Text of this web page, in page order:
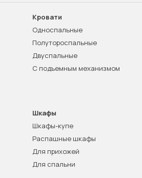
Кровати
Односпальные
Полутороспальные
Двуспальные
С подъемным механизмом
Шкафы
Шкафы-купе
Распашные шкафы
Для прихожей
Для спальни